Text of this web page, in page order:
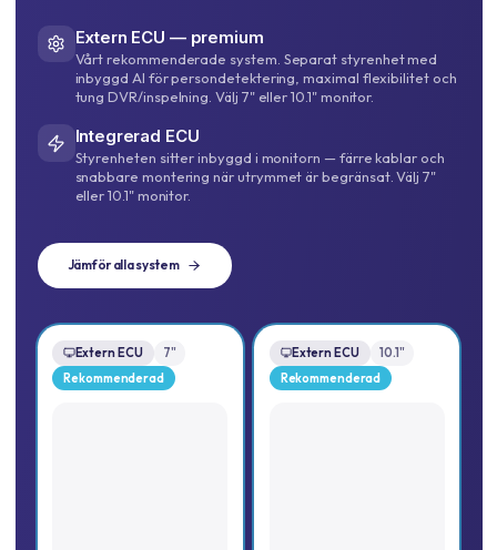
Extern ECU — premium
Vårt rekommenderade system. Separat styrenhet med
inbyggd AI för persondetektering, maximal flexibilitet och
tung DVR/inspelning. Välj 7" eller 10.1" monitor.
Integrerad ECU
Styrenheten sitter inbyggd i monitorn — färre kablar och
snabbare montering när utrymmet är begränsat. Välj 7"
eller 10.1" monitor.
Jämför alla system
Extern ECU
7"
Rekommenderad
Extern ECU
10.1"
Rekommenderad